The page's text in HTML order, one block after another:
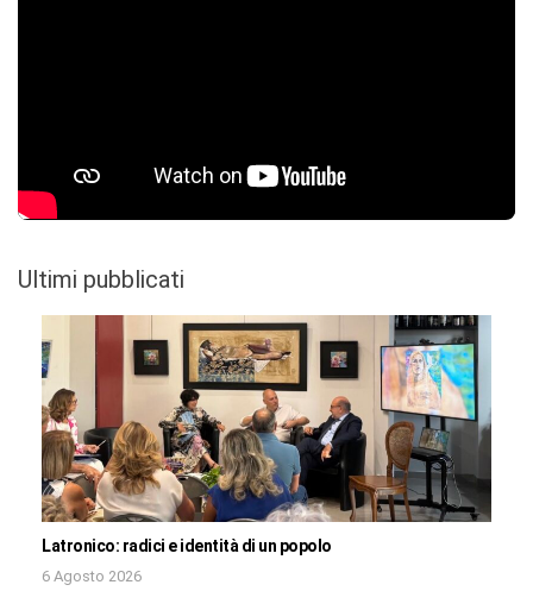
Ultimi pubblicati
Latronico: radici e identità di un popolo
6 Agosto 2026